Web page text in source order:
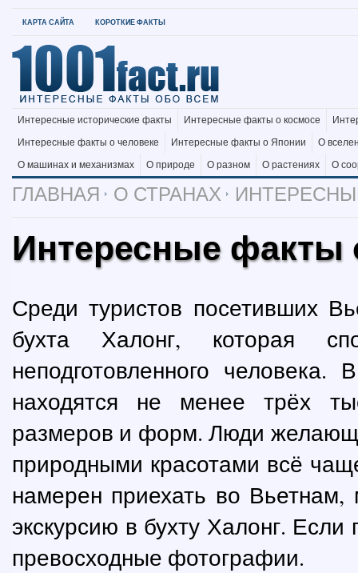
КАРТА САЙТА КОРОТКИЕ ФАКТЫ
Интересные исторические факты Интересные факты о космосе
Интересные факты о человеке
Интересные факты о Японии
О
О машинах и механизмах
О природе О разном О растениях О
ГЛАВНАЯ О СТРАНАХ
Интересные факты
Среди туристов посетивших
бухта Халонг, которая
неподготовленного
находятся не менее трёх
размеров и форм. Люди
природными красотами всё
намерен приехать во
экскурсию в бухту Халонг.
превосходные фотографии.